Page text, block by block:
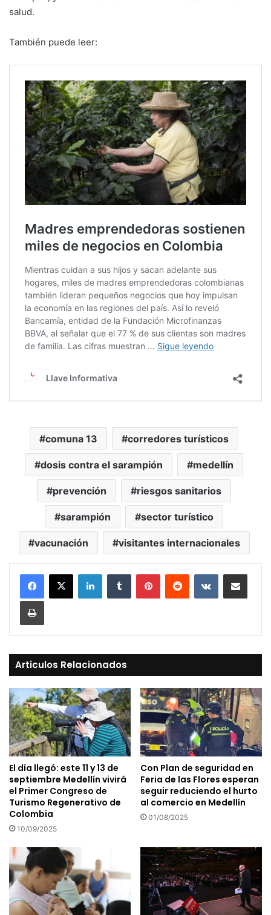
salud.
También puede leer:
comuna 13 corredores turísticos
dosis contra el sarampión medellín
prevención riesgos sanitarios
sarampión sector turístico
vacunación visitantes internacionales
LinkedInTumblr PinterestReddit VKontakteCompartir vía Mail
Print
Articulos Relacionados
El día llegó: este 11 y 13 de
septiembre Medellín vivirá
el Primer Congreso de
Turismo Regenerativo de
Colombia
10/09/2025
Con Plan de seguridad en
Feria de las Flores esperan
seguir reduciendo el hurto
al comercio en Medellín
01/08/2025